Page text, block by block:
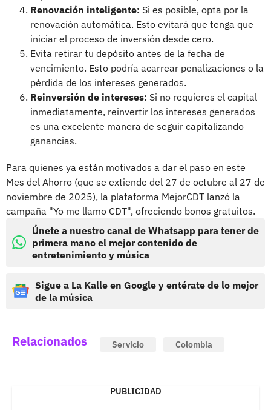
Renovación inteligente: Si es posible, opta por la
renovación automática. Esto evitará que tenga que
iniciar el proceso de inversión desde cero.
Evita retirar tu depósito antes de la fecha de
vencimiento. Esto podría acarrear penalizaciones o la
pérdida de los intereses generados.
Reinversión de intereses: Si no requieres el capital
inmediatamente, reinvertir los intereses generados
es una excelente manera de seguir capitalizando
ganancias.
Para quienes ya están motivados a dar el paso en este
Mes del Ahorro (que se extiende del 27 de octubre al 27 de
noviembre de 2025), la plataforma MejorCDT lanzó la
campaña "Yo me llamo CDT", ofreciendo bonos gratuitos.
Únete a nuestro canal de Whatsapp para tener de
primera mano el mejor contenido de
entretenimiento y música
Sigue a La Kalle en Google y entérate de lo mejor
de la música
Relacionados Servicio Colombia
PUBLICIDAD